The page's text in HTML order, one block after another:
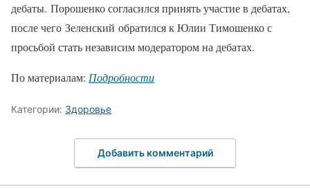
дебаты. Порошенко согласился принять участие в дебатах,
после чего Зеленский обратился к Юлии Тимошенко с
просьбой стать независим модератором на дебатах.
По материалам: Подробности
Категории: Здоровье
Добавить комментарий